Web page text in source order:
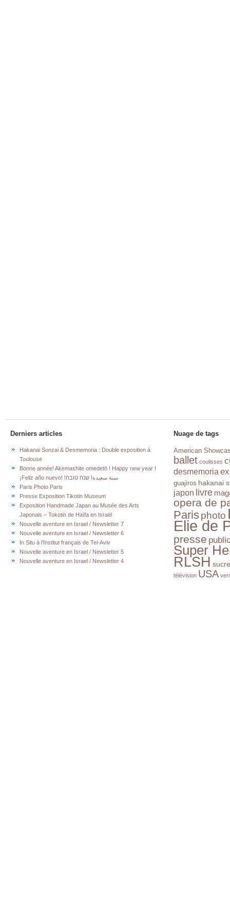
Derniers articles
Hakanai Sonzai & Desmemoria : Double exposition à
Toulouse
Bonne année! Akemashite omedetō ! Happy new year !
¡Feliz año nuevo! !سنة سعيدة! שנה טובה
Paris Photo Paris
Presse Exposition Tikotin Museum
Exposition Handmade Japan au Musée des Arts
Japonais – Tokotin de Haïfa en Israël
Nouvelle aventure en Israel / Newsletter 7
Nouvelle aventure en Israel / Newsletter 6
In Situ à l’Institut français de Tel-Aviv
Nouvelle aventure en Israel / Newsletter 5
Nouvelle aventure en Israel / Newsletter 4
Nuage de tags
American
ballet coulisses
desmemoria
guajiros hakanai
japon livre
opera de
Paris photo
Elie de
presse
Super
RLSH sucre
télévision USA